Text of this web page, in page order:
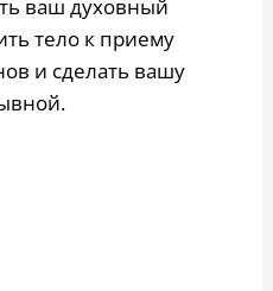
ваш духовный
тело к приему
и сделать вашу